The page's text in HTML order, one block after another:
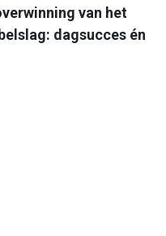
van het
dagsucces én